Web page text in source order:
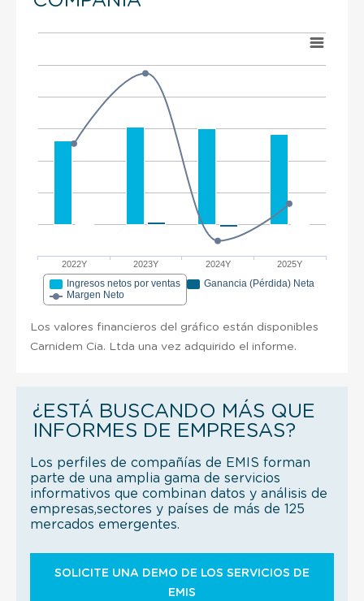
2022Y 2023Y 2024Y 2025Y
Ingresos netos por ventas
Ganancia (Pérdida) Neta
Margen Neto
Los valores financieros del gráfico están disponibles
Carnidem Cia. Ltda una vez adquirido el informe.
¿ESTÁ BUSCANDO MÁS QUE
INFORMES DE EMPRESAS?
Los perfiles de compañías de EMIS forman
parte de una amplia gama de servicios
informativos que combinan datos y análisis de
empresas,sectores y países de más de 125
mercados emergentes.
SOLICITE UNA DEMO DE LOS SERVICIOS DE
EMIS